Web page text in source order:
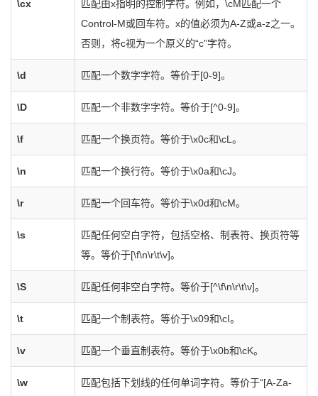
\cx
匹配由x指明的控制字符。例如，\cM匹配一个
Control-M或回车符。x的值必须为A-Z或a-z之一。
否则，将c视为一个原义的“c”字符。
\d 匹配一个数字字符。等价于[0-9]。
\D 匹配一个非数字字符。等价于[^0-9]。
\f 匹配一个换页符。等价于\x0c和\cL。
\n 匹配一个换行符。等价于\x0a和\cJ。
\r 匹配一个回车符。等价于\x0d和\cM。
\s
匹配任何空白字符，包括空格、制表符、换页符等
等。等价于[\f\n\r\t\v]。
\S 匹配任何非空白字符。等价于[^\f\n\r\t\v]。
\t 匹配一个制表符。等价于\x09和\cI。
\v 匹配一个垂直制表符。等价于\x0b和\cK。
\w
匹配包括下划线的任何单词字符。等价于“[A-Za-